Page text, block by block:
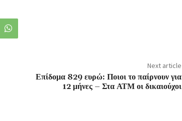
Next article
Επίδομα 829 ευρώ: Ποιοι το παίρνουν για
12 μήνες – Στα ΑΤΜ οι δικαιούχοι